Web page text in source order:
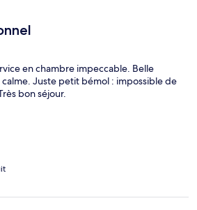
en chambre impeccable. Belle
Juste petit bémol : impossible de
bon séjour.